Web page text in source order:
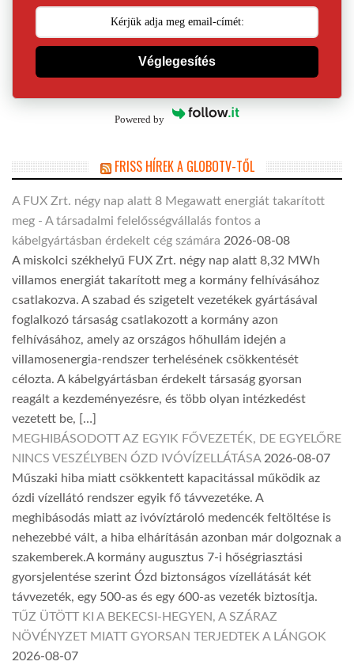
Véglegesítés
Powered by
FRISS HÍREK A GLOBOTV-TŐL
A FUX Zrt. négy nap alatt 8 Megawatt energiát takarított
meg - A társadalmi felelősségvállalás fontos a
kábelgyártásban érdekelt cég számára 2026-08-08
A miskolci székhelyű FUX Zrt. négy nap alatt 8,32 MWh
villamos energiát takarított meg a kormány felhívásához
csatlakozva. A szabad és szigetelt vezetékek gyártásával
foglalkozó társaság csatlakozott a kormány azon
felhívásához, amely az országos hőhullám idején a
villamosenergia-rendszer terhelésének csökkentését
célozta. A kábelgyártásban érdekelt társaság gyorsan
reagált a kezdeményezésre, és több olyan intézkedést
vezetett be, […]
MEGHIBÁSODOTT AZ EGYIK FŐVEZETÉK, DE EGYELŐRE
NINCS VESZÉLYBEN ÓZD IVÓVÍZELLÁTÁSA 2026-08-07
Műszaki hiba miatt csökkentett kapacitással működik az
ózdi vízellátó rendszer egyik fő távvezetéke. A
meghibásodás miatt az ivóvíztároló medencék feltöltése is
nehezebbé vált, a hiba elhárításán azonban már dolgoznak a
szakemberek.A kormány augusztus 7-i hőségriasztási
gyorsjelentése szerint Ózd biztonságos vízellátását két
távvezeték, egy 500-as és egy 600-as vezeték biztosítja.
TŰZ ÜTÖTT KI A BEKECSI-HEGYEN, A SZÁRAZ
NÖVÉNYZET MIATT GYORSAN TERJEDTEK A LÁNGOK
2026-08-07